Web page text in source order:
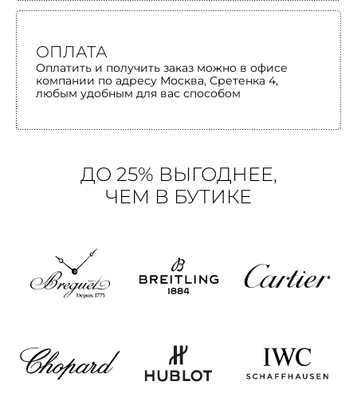
ОПЛАТА
Оплатить и получить заказ можно в офисе
компании по адресу Москва, Сретенка 4,
любым удобным для вас способом
ДО 25% ВЫГОДНЕЕ,
ЧЕМ В БУТИКЕ